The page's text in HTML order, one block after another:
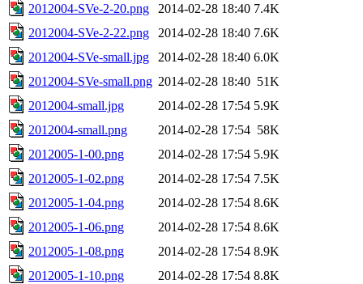
2012004-SVe-2-20.png
2014-02-28 18:40 7.4K
2012004-SVe-2-22.png
2014-02-28 18:40 7.6K
2012004-SVe-small.jpg
2014-02-28 18:40 6.0K
2012004-SVe-small.png 2014-02-28 18:40 51K
2012004-small.jpg
2014-02-28 17:54 5.9K
2012004-small.png
2014-02-28 17:54 58K
2012005-1-00.png
2014-02-28 17:54 5.9K
2012005-1-02.png
2014-02-28 17:54 7.5K
2012005-1-04.png
2014-02-28 17:54 8.6K
2012005-1-06.png
2014-02-28 17:54 8.6K
2012005-1-08.png
2014-02-28 17:54 8.9K
2012005-1-10.png
2014-02-28 17:54 8.8K